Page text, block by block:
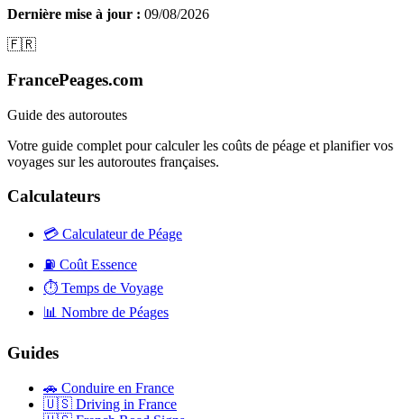
Dernière mise à jour : 09/08/2026
🇫🇷
FrancePeages.com
Guide des autoroutes
Votre guide complet pour calculer les coûts de péage et planifier vos
voyages sur les autoroutes françaises.
Calculateurs
💳 Calculateur de Péage
⛽ Coût Essence
⏱️ Temps de Voyage
📊 Nombre de Péages
Guides
🚗 Conduire en France
🇺🇸 Driving in France